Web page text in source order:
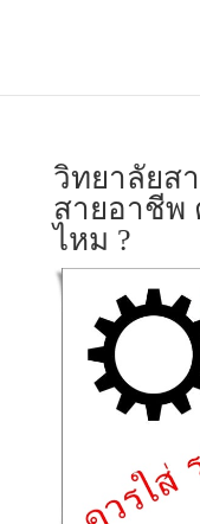
วิทยาลัยส
สายอาชีพ
ไหม ?